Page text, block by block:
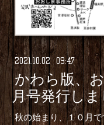
2021.10 02 09:47
かわら版、
月号発行し
秋の始まり、１０月